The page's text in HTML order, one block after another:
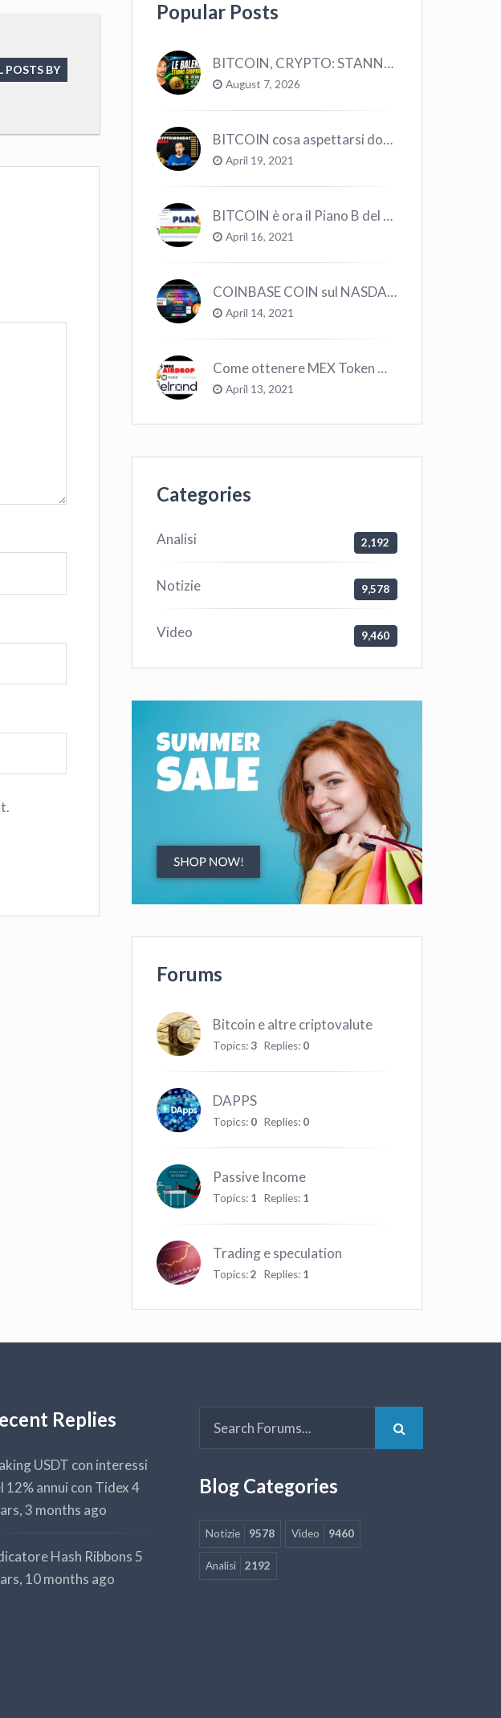
POSTS BY
Popular Posts
BITCOIN, CRYPTO: STANNO COMPRANDO TUTTI (GUARDA QUESTI DATI), EPPURE…
August 7, 2026
BITCOIN cosa aspettarsi dopo il “Crollo”? – CryptoMonday NEWS w16/’21
April 19, 2021
BITCOIN è ora il Piano B del Mondo
April 16, 2021
COINBASE COIN sul NASDAQ e le CRYPTO volano!
April 14, 2021
Come ottenere MEX Token GRATIS su Elrond ?
April 13, 2021
Categories
Analisi 2,192
Notizie 9,578
Video 9,460
Forums
Bitcoin e altre criptovalute
Topics:3 Replies: 0
DAPPS
Topics: 0 Replies: 0
Passive Income
Topics: 1 Replies: 1
Trading e speculation
Topics:2 Replies: 1
Replies
USDT con interessi
12% annui con Tidex4
3 months ago
Hash Ribbons 5
10 months ago
Blog Categories
Notizie 9578 Video 9460
Analisi 2192